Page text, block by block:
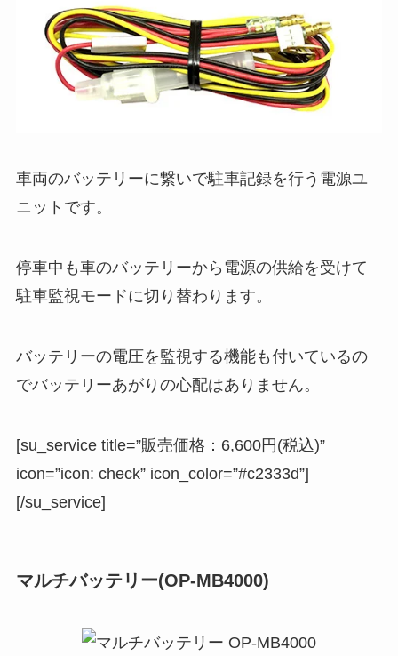
車両のバッテリーに繋いで駐車記録を行う電源ユ
ニットです。
停車中も車のバッテリーから電源の供給を受けて
駐車監視モードに切り替わります。
バッテリーの電圧を監視する機能も付いているの
でバッテリーあがりの心配はありません。
[su_service title=”販売価格：6,600円(税込)”
icon=”icon: check” icon_color=”#c2333d”]
[/su_service]
マルチバッテリー(OP-MB4000)